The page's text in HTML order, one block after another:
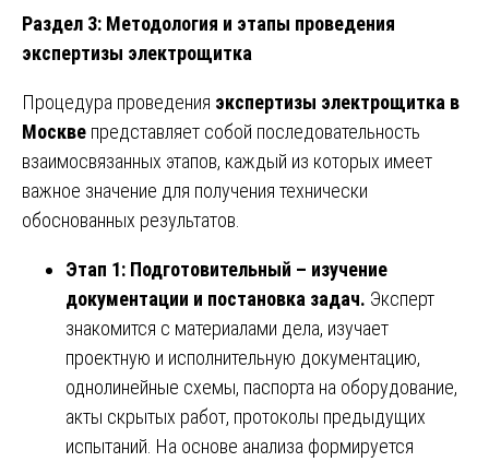
Раздел 3: Методология и этапы проведения
экспертизы электрощитка
Процедура проведения экспертизы электрощитка в
Москве представляет собой последовательность
взаимосвязанных этапов, каждый из которых имеет
важное значение для получения технически
обоснованных результатов.
Этап 1: Подготовительный – изучение
документации и постановка задач. Эксперт
знакомится с материалами дела, изучает
проектную и исполнительную документацию,
однолинейные схемы, паспорта на оборудование,
акты скрытых работ, протоколы предыдущих
испытаний. На основе анализа формируется